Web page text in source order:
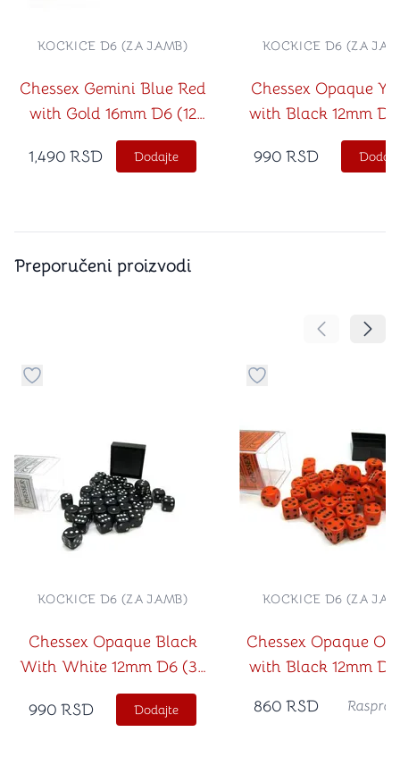
Chessex Gemini Blue Red
with Gold 16mm D6 (12
Dice)
KOCKICE D6 (ZA JAMB)
1,490 RSD Dodajte
Chessex Opaque
with Black 12mm
Dice)
KOCKICE D6 (ZA
990 RSD
Preporučeni proizvodi
Pomeranje
Dugme za dodavanje stvari u kategoriju omiljeno
Chessex Opaque Black
With White 12mm D6 (36
Dice)
KOCKICE D6 (ZA JAMB)
990 RSD Dodajte
Dugme za dodavanje
Chessex Opaque
with Black 12mm
KOCKICE D6 (ZA
860 RSD